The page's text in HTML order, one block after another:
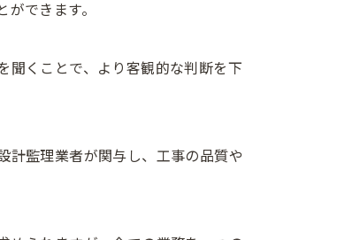
できます。
聞くことで、より客観的な判断を下
計監理業者が関与し、工事の品質や